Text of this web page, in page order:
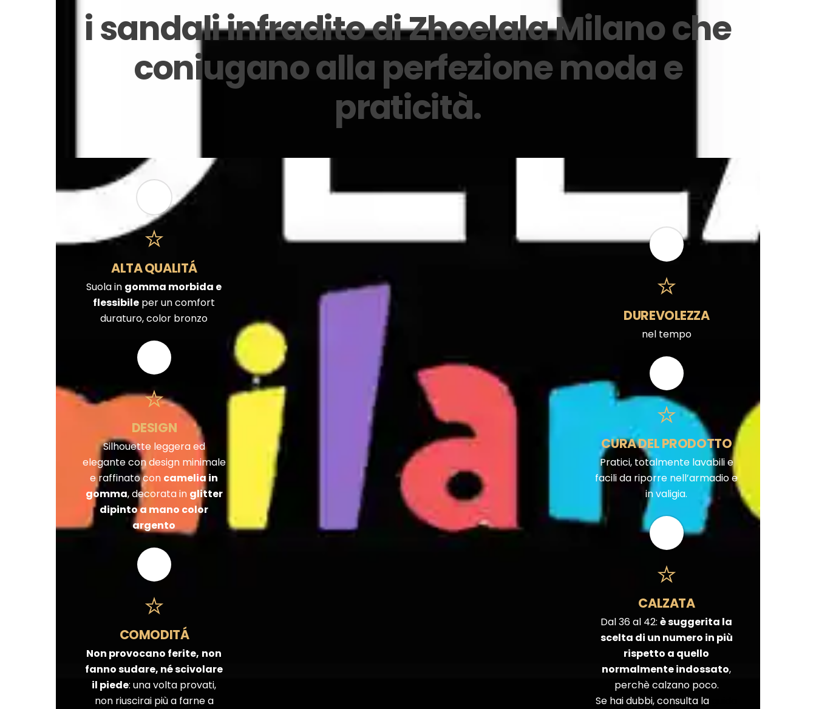
i sandali infradito di Zhoelala Milano che
coniugano alla perfezione moda e
praticità.
ALTA QUALITÁ
Suola in gomma morbida e
flessibile per un comfort
duraturo, color bronzo
DESIGN
Silhouette leggera ed
elegante con design minimale
e raffinato con camelia in
gomma, decorata in glitter
dipinto a mano color
argento
COMODITÁ
Non provocano ferite, non
fanno sudare, né scivolare
il piede: una volta provati,
non riuscirai più a farne a
DUREVOLEZZA
nel tempo
CURA DEL PRODOTTO
Pratici, totalmente lavabili e
facili da riporre nell’armadio e
in valigia.
CALZATA
Dal 36 al 42:è suggerita la
scelta di un numero in più
rispetto a quello
normalmente indossato,
perchè calzano poco.
Se hai dubbi, consulta la